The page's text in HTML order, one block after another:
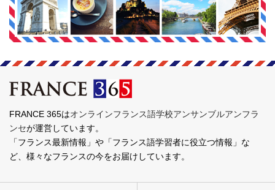
FRANCE 365はオンラインフランス語学校アンサンブルアンフラ
ンセが運営しています。
「フランス最新情報」や「フランス語学習者に役立つ情報」な
ど、様々なフランスの今をお届けしています。